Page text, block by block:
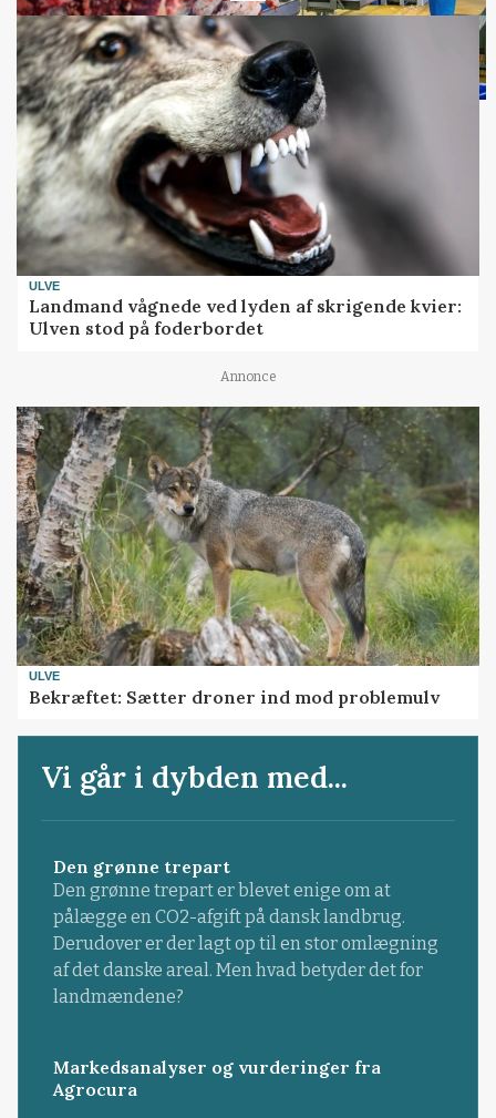
ULVE
Landmand vågnede ved lyden af skrigende kvier:
Ulven stod på foderbordet
Annonce
ULVE
Bekræftet: Sætter droner ind mod problemulv
Vi går i dybden med...
Den grønne trepart
Den grønne trepart er blevet enige om at
pålægge en CO2-afgift på dansk landbrug.
Derudover er der lagt op til en stor omlægning
af det danske areal. Men hvad betyder det for
landmændene?
Markedsanalyser og vurderinger fra
Agrocura